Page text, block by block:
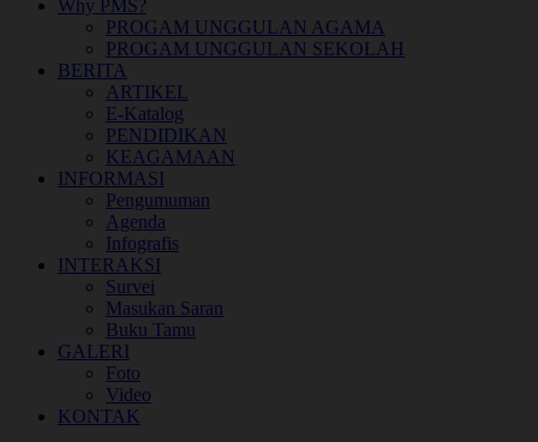
Why PMS?
PROGAM UNGGULAN AGAMA
PROGAM UNGGULAN SEKOLAH
BERITA
ARTIKEL
E-Katalog
PENDIDIKAN
KEAGAMAAN
INFORMASI
Pengumuman
Agenda
Infografis
INTERAKSI
Survei
Masukan Saran
Buku Tamu
GALERI
Foto
Video
KONTAK